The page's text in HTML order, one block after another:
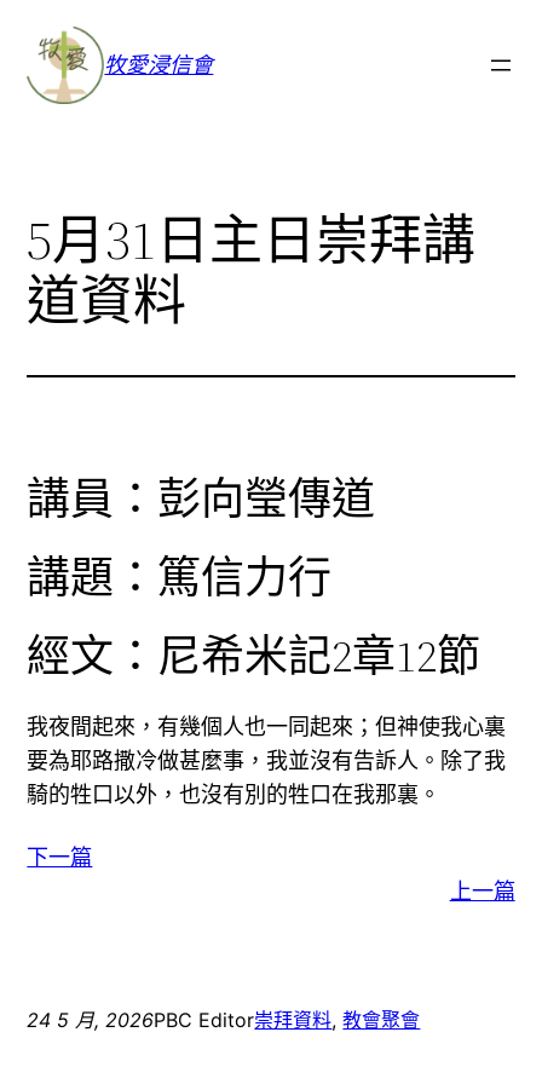
牧愛浸信會
5月31日主日崇拜講
道資料
講員：彭向瑩傳道
講題：篤信力行
經文：尼希米記2章12節
我夜間起來，有幾個人也一同起來；但神使我心裏
要為耶路撒冷做甚麼事，我並沒有告訴人。除了我
騎的牲口以外，也沒有別的牲口在我那裏。
下一篇
上一篇
24 5 月, 2026PBC Editor崇拜資料, 教會聚會